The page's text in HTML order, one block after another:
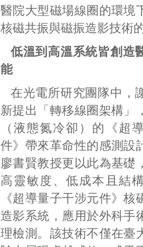
醫院大型磁場線圈的環境
核磁共振與磁振造影技術
低溫到高溫系統皆創造
能
在光電所研究團隊中，
新提出「轉移線圈架構」
（液態氮冷卻）的《超
件》帶來革命性的感測設
廖書賢教授更以此為基礎
高靈敏度、低成本且結
《超導量子干涉元件》核
造影系統，應用於外科手
理檢測。該技術不僅在臺